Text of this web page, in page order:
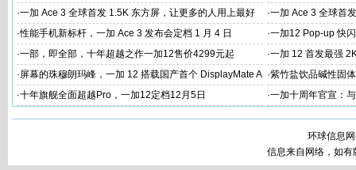
验 家
·一加 Ace 3 全球首发 1.5K 东方屏，让更多的人用上最好
的屏幕
·一加 Ace 3 全球首
屏幕体验
·性能手机新标杆，一加 Ace 3 发布会定档 1 月 4 日 ·一加12 Pop-up 快
·一部，即全部，十年超越之作一加12售价4299元起 ·一加 12 首发最强
·屏幕的珠穆朗玛峰，一加 12 搭载国产首个 DisplayMate A
+ 2K 东方屏
·紫竹盐饮品碱性固
工
·十年旗舰全面超越Pro，一加12定档12月5日 ·一加十周年官宣：
环球信息
信息来自网络，如